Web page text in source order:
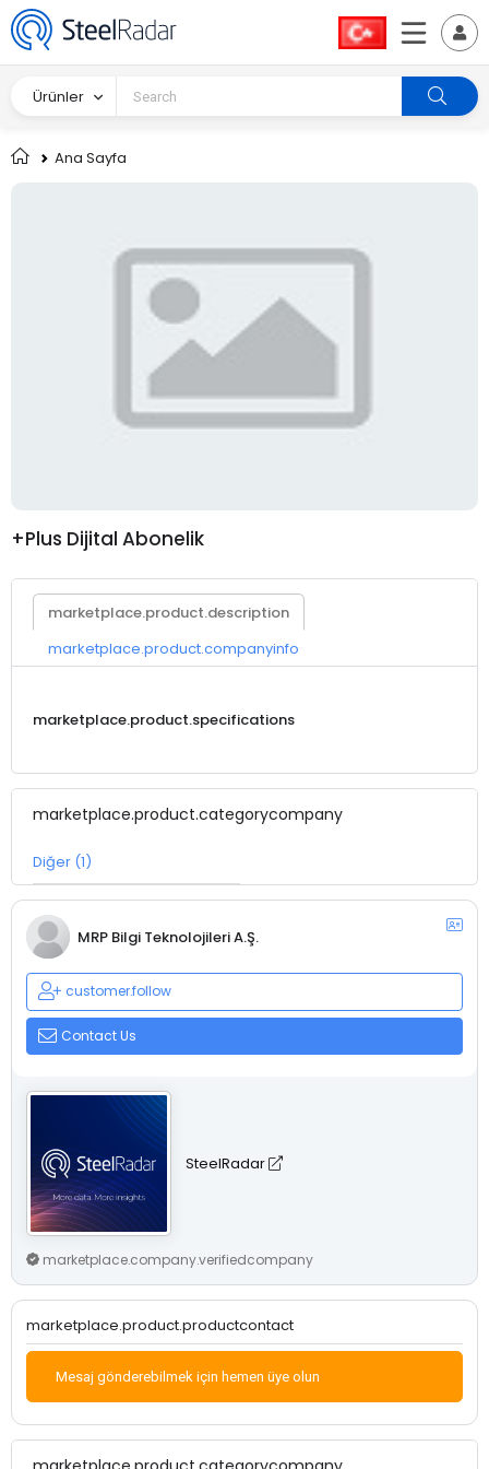
Ürünler
Ana Sayfa
+Plus Dijital Abonelik
marketplace.product.description
marketplace.product.companyinfo
marketplace.product.specifications
marketplace.product.categorycompany
Diğer (1)
MRP Bilgi Teknolojileri A.Ş.
customer.follow
Contact Us
SteelRadar
marketplace.company.verifiedcompany
marketplace.product.productcontact
Mesaj gönderebilmek için hemen üye olun